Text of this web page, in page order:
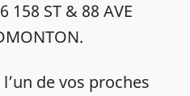
158 ST & 88 AVE
de vos proches